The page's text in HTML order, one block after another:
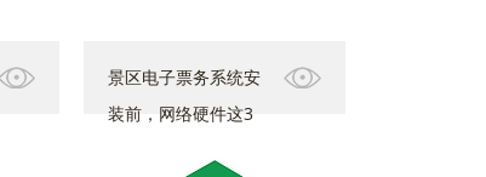
景区电子票务系统安
装前，网络硬件这3